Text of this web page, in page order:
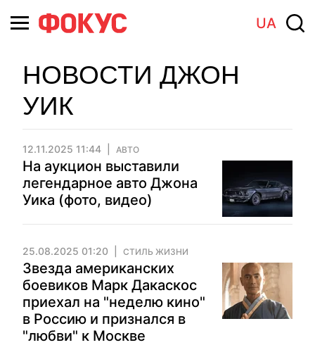
UA
НОВОСТИ ДЖОН
УИК
12.11.2025 11:44 АВТО
На аукцион выставили
легендарное авто Джона
Уика (фото, видео)
25.08.2025 01:20 СТИЛЬ ЖИЗНИ
Звезда американских
боевиков Марк Дакаскос
приехал на "неделю кино"
в Россию и признался в
"любви" к Москве